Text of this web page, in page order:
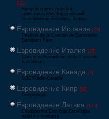
[21]
Söngvakeppni evrópskra
sjónvarpsstöðva Европейский
телевизионный конкурс певцов
Евровидение Испания [79]
Festival de la Canción de Eurovisión
Benidorm Fest
Евровидение Италия [27]
Concorso Eurovisione della Canzone
San Remo
Евровидение Канада [3]
CBC/Radio-Canada
Евровидение Кипр [52]
Γιουροβίζιον
Евровидение Латвия [125]
Eirodziesma Eirovīzija Eirovīzijas
dziesmu konkurss